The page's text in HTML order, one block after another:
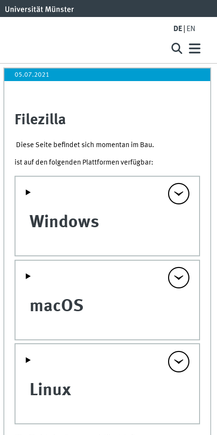
DE EN
05.07.2021
Filezilla
Diese Seite befindet sich momentan im Bau.
ist auf den folgenden Plattformen verfügbar:
Windows
macOS
Linux